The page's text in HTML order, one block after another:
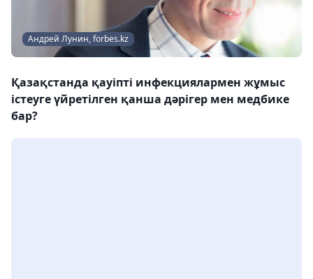
Андрей Лунин, forbes.kz
Қазақстанда қауіпті инфекциялармен жұмыс
істеуге үйретілген қанша дәрігер мен медбике
бар?